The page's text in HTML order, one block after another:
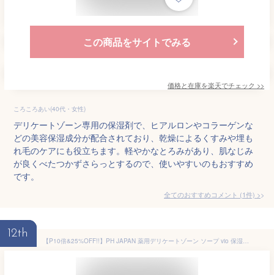
この商品をサイトでみる
価格と在庫を楽天でチェック >>
ころころあい(40代・女性)
デリケートゾーン専用の保湿剤で、ヒアルロンやコラーゲンな
どの美容保湿成分が配合されており、乾燥によるくすみや埋も
れ毛のケアにも役立ちます。軽やかなとろみがあり、肌なじみ
が良くべたつかずさらっとするので、使いやすいのもおすすめ
です。
全てのおすすめコメント (1件) >
12th
【P10倍&25%OFF!!】PH JAPAN 薬用デリケートゾーン ソープ vio 保湿美容液 におい かゆみ 黒ずみ 集中ケアセット ポンプタイプ 医薬部外品 保湿 乾燥 アミノ酸 乾燥 悩み フェムケア 170ml 120ml